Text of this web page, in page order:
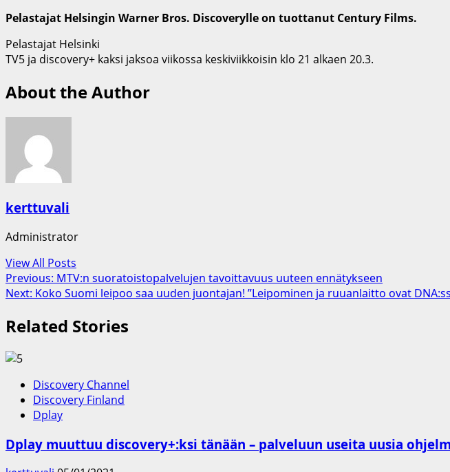
Pelastajat Helsingin Warner Bros. Discoverylle on tuottanut Century Films.
Pelastajat Helsinki
TV5 ja discovery+ kaksi jaksoa viikossa keskiviikkoisin klo 21 alkaen 20.3.
About the Author
kerttuvali
Administrator
View All Posts
Post
navigation
Previous: MTV:n suoratoistopalvelujen tavoittavuus uuteen ennätykseen
Next: Koko Suomi leipoo saa uuden juontajan! ”Leipominen ja ruuanlaitto ovat
Related Stories
Discovery Channel
Discovery Finland
Dplay
Dplay muuttuu discovery+:ksi tänään – palveluun useita uusia